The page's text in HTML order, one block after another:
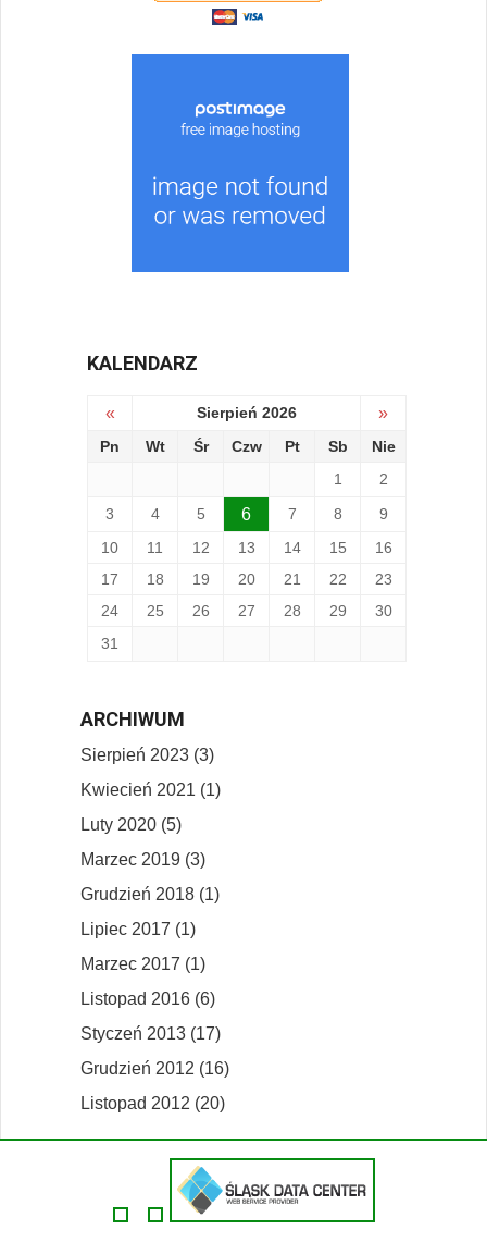
KALENDARZ
« Sierpień 2026 »
Pn Wt Śr Czw Pt Sb
Nie
1
2
3
4 5 6 7 8
9
10
11 12 13 14 15
16
17
18 19 20 21 22
23
24
25 26 27 28 29
30
31
ARCHIWUM
Sierpień 2023 (3)
Kwiecień 2021 (1)
Luty 2020 (5)
Marzec 2019 (3)
Grudzień 2018 (1)
Lipiec 2017 (1)
Marzec 2017 (1)
Listopad 2016 (6)
Styczeń 2013 (17)
Grudzień 2012 (16)
Listopad 2012 (20)